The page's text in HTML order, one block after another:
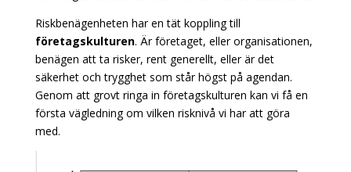
Riskbenägenheten har en tät koppling till
företagskulturen. Är företaget, eller organisationen,
benägen att ta risker, rent generellt, eller är det
säkerhet och trygghet som står högst på agendan.
Genom att grovt ringa in företagskulturen kan vi få en
första vägledning om vilken risknivå vi har att göra
med.